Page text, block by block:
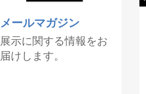
メールマガジン
展示に関する情報をお
届けします。